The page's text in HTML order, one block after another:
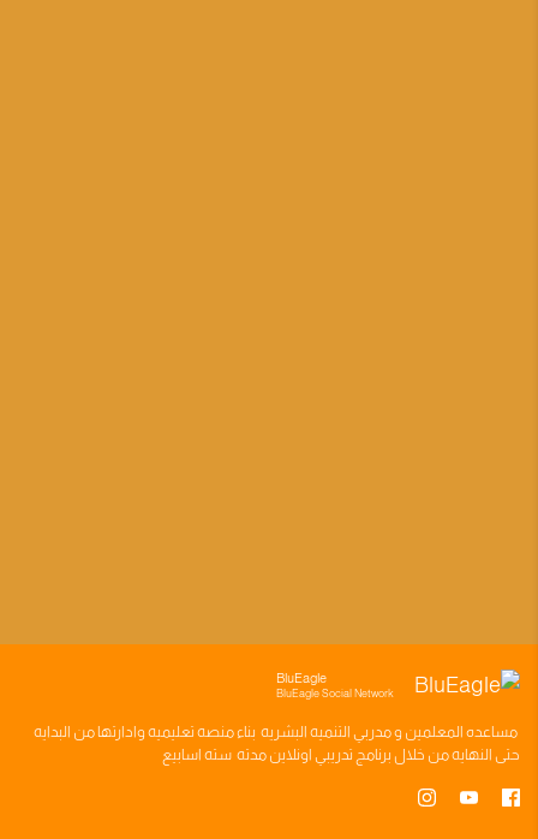
BluEagle
BluEagle Social Network
مساعده المعلمين ومدربي التنميه البشريه بناءمنصه تعليميه وادارتها من البدايه
حتى النهايه من خلال برنامج تدريبي اونلاين مدته سته اسابيع